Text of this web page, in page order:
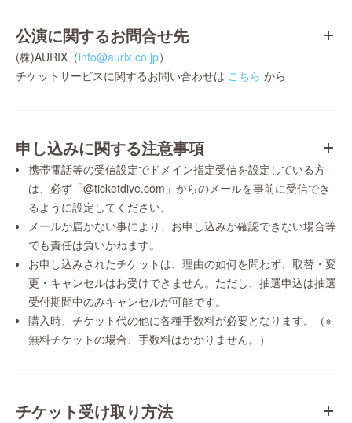
公演に関するお問合せ先
(株)AURIX（info@aurix.co.jp）
チケットサービスに関するお問い合わせは こちら から
申し込みに関する注意事項
携帯電話等の受信設定でドメイン指定受信を設定している方
は、必ず「@ticketdive.com」からのメールを事前に受信でき
るように設定してください。
メールが届かない事により、お申し込みが確認できない場合等
でも責任は負いかねます。
お申し込みされたチケットは、理由の如何を問わず、取替・変
更・キャンセルはお受けできません。ただし、抽選申込は抽選
受付期間中のみキャンセルが可能です。
購入時、チケット代の他に各種手数料が必要となります。（※
無料チケットの場合、手数料はかかりません。）
チケット受け取り方法